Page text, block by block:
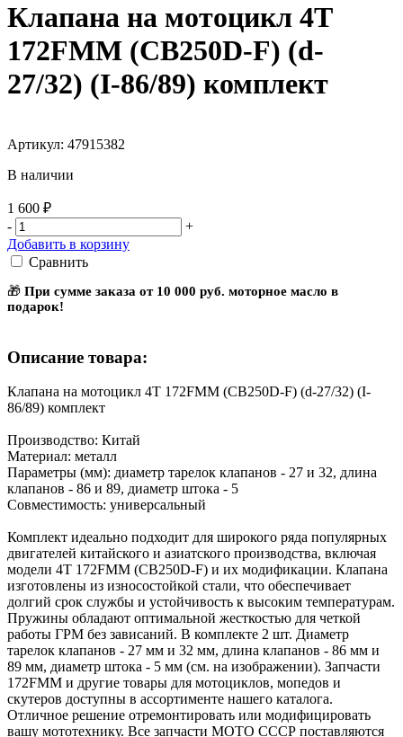
Клапана на мотоцикл 4Т
172FMM (CB250D-F) (d-
27/32) (I-86/89) комплект
Артикул: 47915382
В наличии
1 600 ₽
-
+
Добавить в корзину
Сравнить
🎁 При сумме заказа от 10 000 руб. моторное масло в
подарок!
Описание товара:
Клапана на мотоцикл 4Т 172FMM (CB250D-F) (d-27/32) (I-
86/89) комплект
Производство: Китай
Материал: металл
Параметры (мм): диаметр тарелок клапанов - 27 и 32, длина
клапанов - 86 и 89, диаметр штока - 5
Совместимость: универсальный
Комплект идеально подходит для широкого ряда популярных
двигателей китайского и азиатского производства, включая
модели 4Т 172FMM (CB250D-F) и их модификации. Клапана
изготовлены из износостойкой стали, что обеспечивает
долгий срок службы и устойчивость к высоким температурам.
Пружины обладают оптимальной жесткостью для четкой
работы ГРМ без зависаний. В комплекте 2 шт. Диаметр
тарелок клапанов - 27 мм и 32 мм, длина клапанов - 86 мм и
89 мм, диаметр штока - 5 мм (см. на изображении). Запчасти
172FMM и другие товары для мотоциклов, мопедов и
скутеров доступны в ассортименте нашего каталога.
Отличное решение отремонтировать или модифицировать
вашу мототехнику. Все запчасти МОТО СССР поставляются